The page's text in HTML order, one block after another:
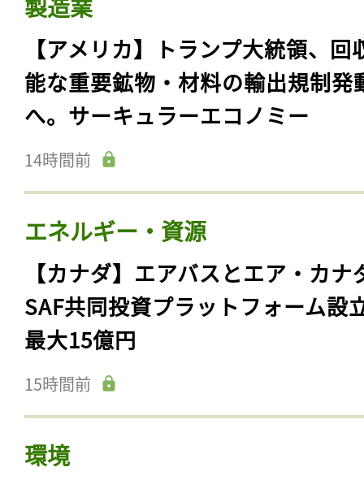
【アメリカ】トランプ大統領、回
能な重要鉱物・材料の輸出規制発
へ。サーキュラーエコノミー
14時間前
エネルギー・資源
【カナダ】エアバスとエア・カナ
SAF共同投資プラットフォーム設
最大15億円
15時間前
環境